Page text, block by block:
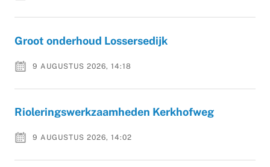
Groot onderhoud Lossersedijk
9 AUGUSTUS 2026, 14:18
Rioleringswerkzaamheden Kerkhofweg
9 AUGUSTUS 2026, 14:02